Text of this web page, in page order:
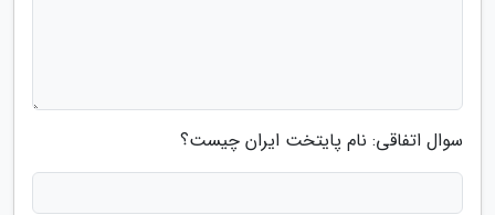
سوال اتفاقی: نام پایتخت ایران چیست؟